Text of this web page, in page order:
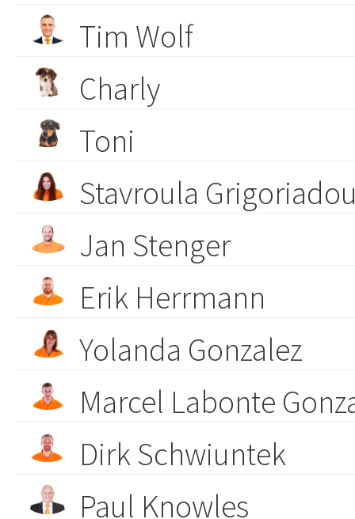
Tim Wolf
Charly
Toni
Stavroula
Jan Stenger
Erik Herrmann
Yolanda Gonzalez
Marcel Labonte
Dirk Schwiuntek
Paul Knowles